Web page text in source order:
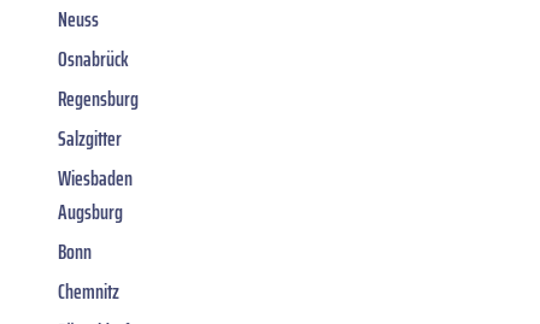
Neuss
Osnabrück
Regensburg
Salzgitter
Wiesbaden
Augsburg
Bonn
Chemnitz